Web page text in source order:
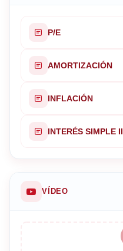
P/E
AMORTIZACIÓN
INFLACIÓN
INTERÉS SIMPLE II
VÍDEO